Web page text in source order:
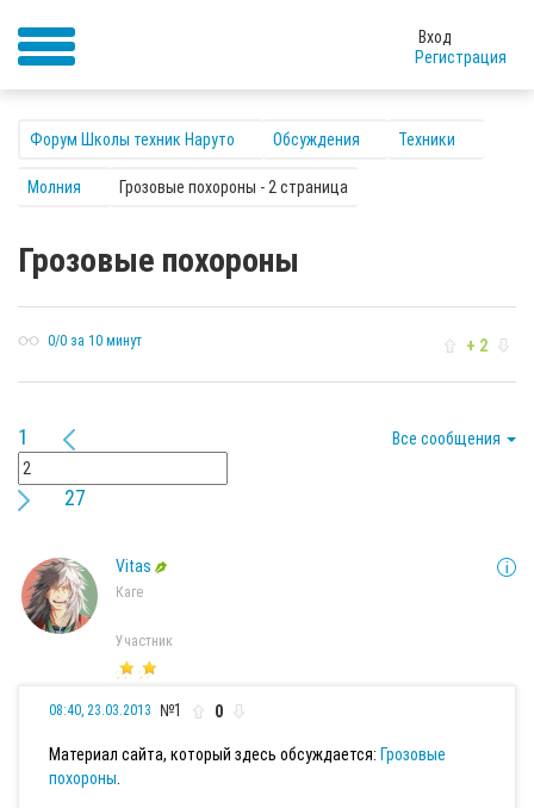
Вход
Регистрация
Форум Школы техник Наруто Обсуждения Техники
Молния Грозовые похороны - 2 страница
Грозовые похороны
0/0 за 10 минут + 2
1
27
Все сообщения
Vitas
Каге
Участник
08:40, 23.03.2013 №1 0
Материал сайта, который здесь обсуждается: Грозовые
похороны